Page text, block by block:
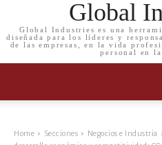
Global
Global Industries es una
diseñada para los líderes y
de las empresas, en la vida
personal en
Home Secciones Negocios e Industria